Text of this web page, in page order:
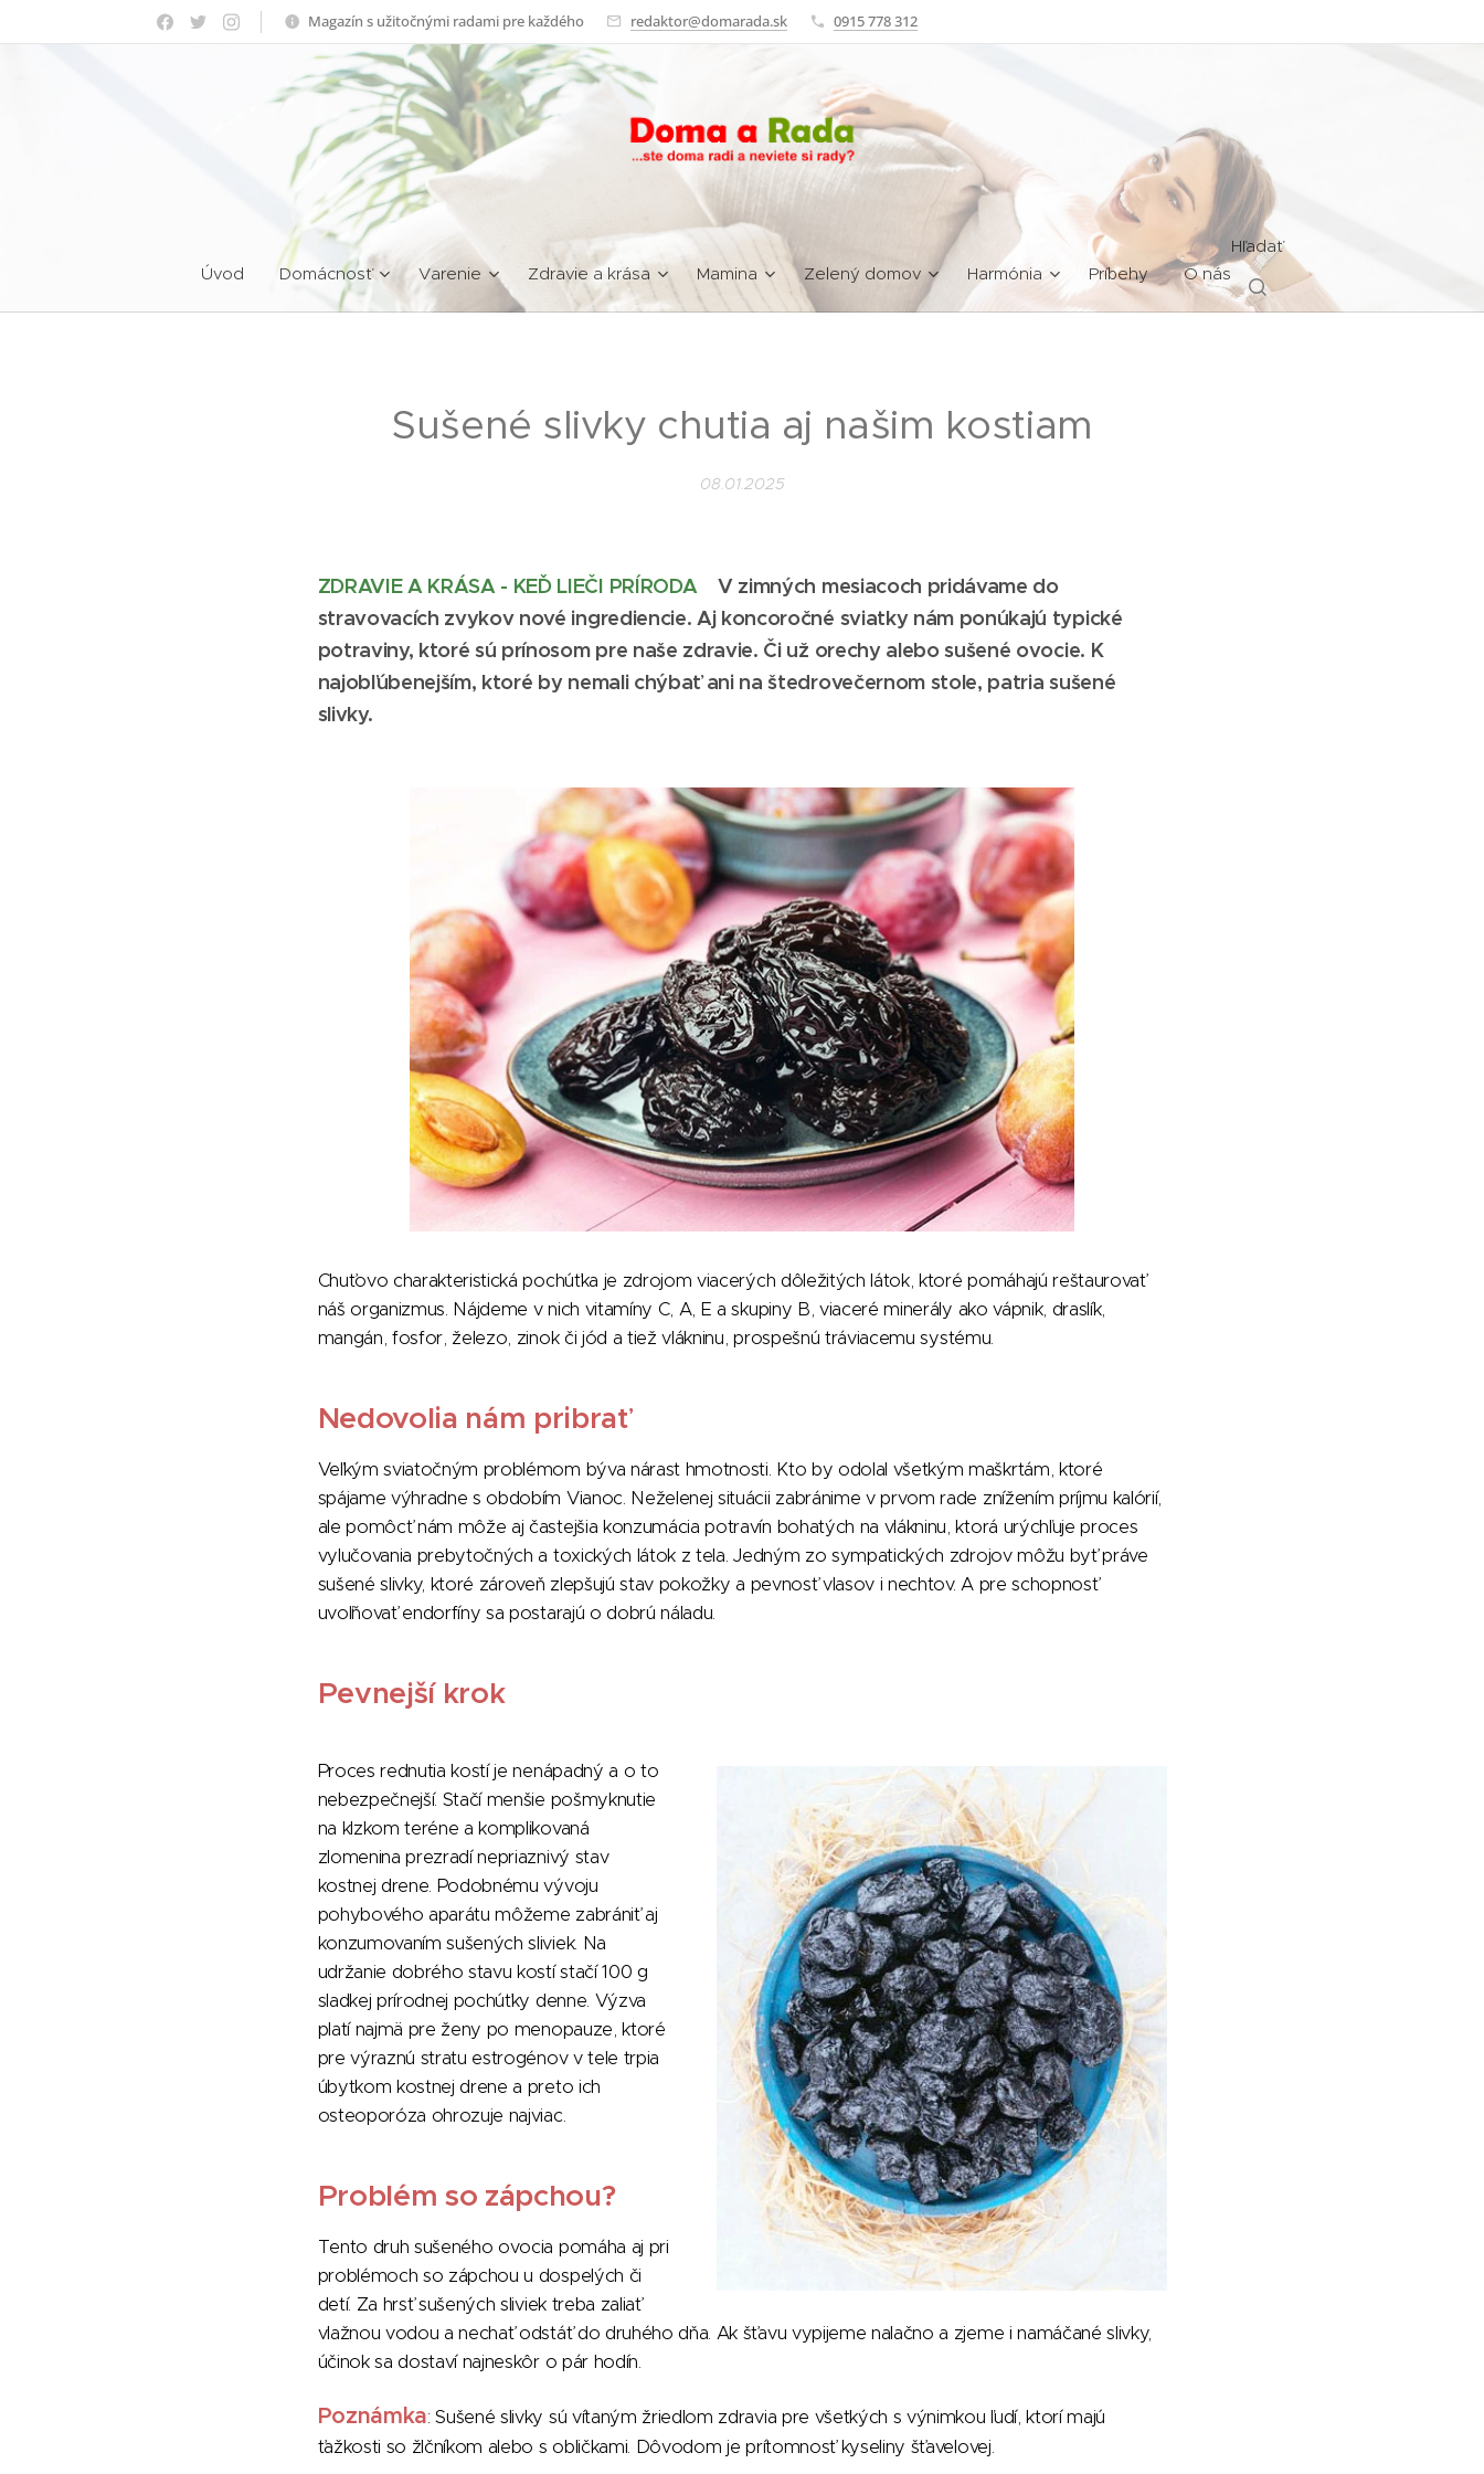
Magazín s užitočnými radami pre každého redaktor@domarada.sk 0915 778 312
Úvod Domácnosť Varenie Zdravie a krása Mamina Zelený domov Harmónia Príbehy O nás
Hľadať
Sušené slivky chutia aj našim kostiam
08.01.2025
ZDRAVIE A KRÁSA - KEĎ LIEČI PRÍRODA
V zimných mesiacoch pridávame do
stravovacích zvykov nové ingrediencie. Aj koncoročné sviatky nám ponúkajú typické
potraviny, ktoré sú prínosom pre naše zdravie. Či už orechy alebo sušené ovocie. K
najobľúbenejším, ktoré by nemali chýbať ani na štedrovečernom stole, patria sušené
slivky.
Chuťovo charakteristická pochúťka je zdrojom viacerých dôležitých látok, ktoré pomáhajú reštaurovať
náš organizmus. Nájdeme v nich vitamíny C, A, E a skupiny B, viaceré minerály ako vápnik, draslík,
mangán, fosfor, železo, zinok či jód a tiež vlákninu, prospešnú tráviacemu systému.
Nedovolia nám pribrať
Veľkým sviatočným problémom býva nárast hmotnosti. Kto by odolal všetkým maškrtám, ktoré
spájame výhradne s obdobím Vianoc. Neželenej situácii zabránime v prvom rade znížením príjmu kalórií,
ale pomôcť nám môže aj častejšia konzumácia potravín bohatých na vlákninu, ktorá urýchľuje proces
vylučovania prebytočných a toxických látok z tela. Jedným zo sympatických zdrojov môžu byť práve
sušené slivky, ktoré zároveň zlepšujú stav pokožky a pevnosť vlasov i nechtov. A pre schopnosť
uvoľňovať endorfíny sa postarajú o dobrú náladu.
Pevnejší krok
Proces rednutia kostí je nenápadný a o to
nebezpečnejší. Stačí menšie pošmyknutie
na klzkom teréne a komplikovaná
zlomenina prezradí nepriaznivý stav
kostnej drene. Podobnému vývoju
pohybového aparátu môžeme zabrániť aj
konzumovaním sušených sliviek. Na
udržanie dobrého stavu kostí stačí 100 g
sladkej prírodnej pochúťky denne. Výzva
platí najmä pre ženy po menopauze, ktoré
pre výraznú stratu estrogénov v tele trpia
úbytkom kostnej drene a preto ich
osteoporóza ohrozuje najviac.
Problém so zápchou?
Tento druh sušeného ovocia pomáha aj pri
problémoch so zápchou u dospelých či
detí. Za hrsť sušených sliviek treba zaliať
vlažnou vodou a nechať odstáť do druhého dňa. Ak šťavu vypijeme nalačno a zjeme i namáčané slivky,
účinok sa dostaví najneskôr o pár hodín.
Poznámka: Sušené slivky sú vítaným žriedlom zdravia pre všetkých s výnimkou ľudí, ktorí majú
ťažkosti so žlčníkom alebo s obličkami. Dôvodom je prítomnosť kyseliny šťavelovej.